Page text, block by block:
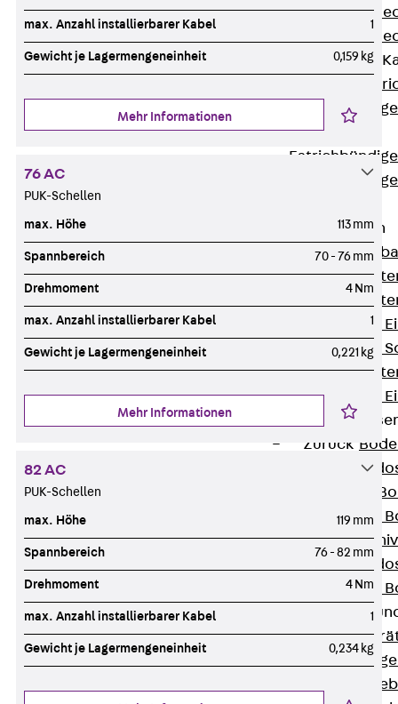
Estrichbündige
CHALI
Einbaueinheiten
Zurück
Nivellierbare
Nivellierbare
Nivellierbare
Zurück
Zubehör für
Nivellierbare
Zubehör für
Nivellierbare
Gerätebecher
Zurück
Runde
max. Anzahl installierbarer Kabel 1
Gewicht je Lagermengeneinheit 0,159 kg
Mehr Informationen
76 AC
PUK-Schellen
max. Höhe 113 mm
Spannbereich 70 - 76 mm
Drehmoment 4 Nm
max. Anzahl installierbarer Kabel 1
Gewicht je Lagermengeneinheit 0,221 kg
Mehr Informationen
82 AC
PUK-Schellen
max. Höhe 119 mm
Spannbereich 76 - 82 mm
Drehmoment 4 Nm
max. Anzahl installierbarer Kabel 1
Gewicht je Lagermengeneinheit 0,234 kg